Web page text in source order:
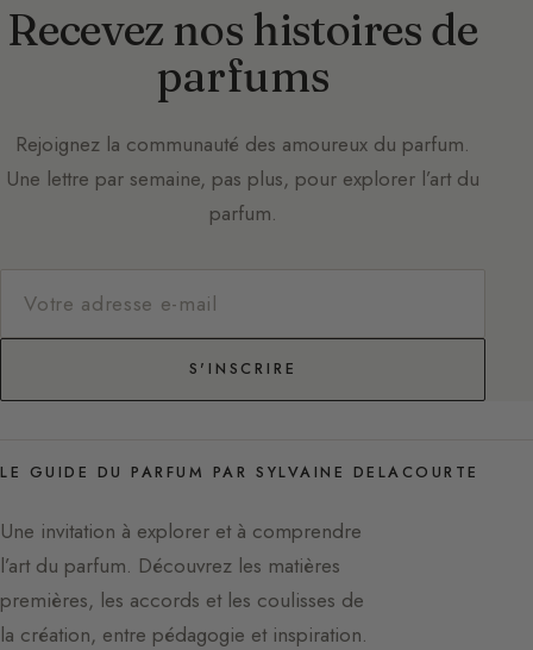
Recevez nos histoires de
parfums
Rejoignez la communauté des amoureux du parfum.
Une lettre par semaine, pas plus, pour explorer l’art du
parfum.
S'INSCRIRE
LE GUIDE DU PARFUM PAR SYLVAINE DELACOURTE
Une invitation à explorer et à comprendre
l’art du parfum. Découvrez les matières
premières, les accords et les coulisses de
la création, entre pédagogie et inspiration.